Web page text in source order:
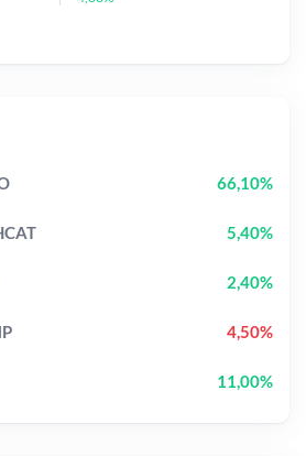
66,10%
5,40%
2,40%
4,50%
11,00%